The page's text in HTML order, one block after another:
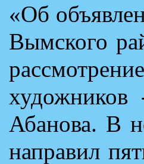
«Об
Вымского
Абанова. В
направил